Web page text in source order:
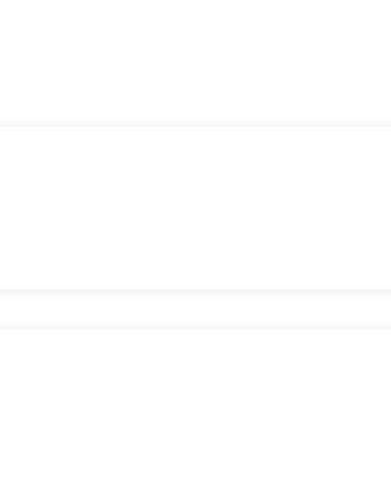
complicações.
do mercado.
e dApps.